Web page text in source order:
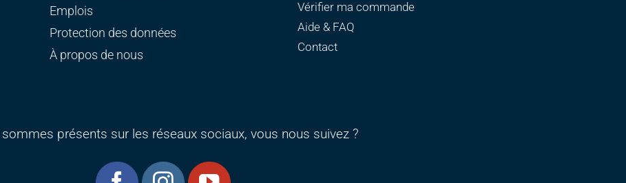
Emplois
Protection des données
À propos de nous
Vérifier ma commande
Aide & FAQ
Contact
présents sur les réseaux sociaux, vous nous suivez ?